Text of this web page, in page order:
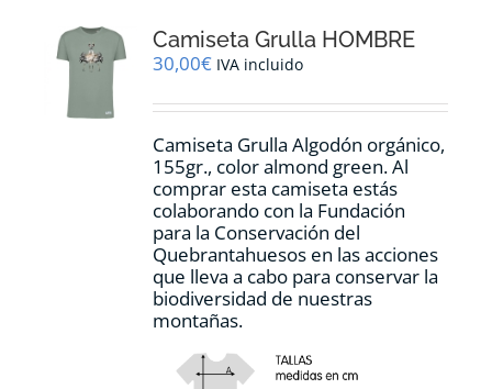
se
pueden
en
página
de
producto
Camiseta Grulla HOMBRE
30,00€ IVA incluido
Camiseta Grulla Algodón orgánico,
155gr., coloralmond green.Al
comprar esta camiseta estás
colaborando con la Fundación
para la Conservación del
Quebrantahuesos en las acciones
que lleva a cabo para conservar la
biodiversidad de nuestras
montañas.